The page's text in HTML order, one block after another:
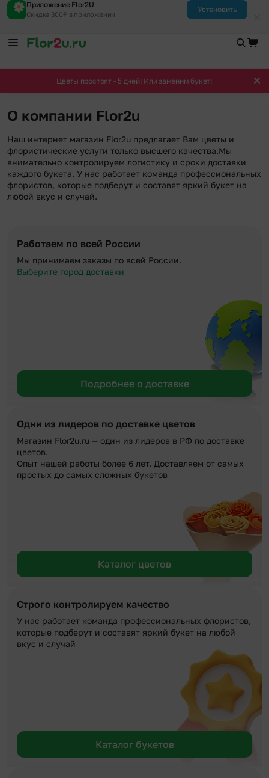
Приложение Flor2U
Скидка 300₽ в приложении
Установить
Цветы простоят - 5 дней! Или заменим букет!
О компании Flor2u
Наш интернет магазин Flor2u предлагает Вам цветы и
флористические услуги только высшего качества.Мы
внимательно контролируем логистику и сроки доставки
каждого букета. У нас работает команда профессиональных
флористов, которые подберут и составят яркий букет на
любой вкус и случай.
Работаем по всей России
Мы принимаем заказы по всей России.
Выберите город доставки
Подробнее о доставке
Одни из лидеров по доставке цветов
Магазин Flor2u.ru — один из лидеров в РФ по доставке
цветов.
Опыт нашей работы более 6 лет. Доставляем от самых
простых до самых сложных букетов
Каталог цветов
Строго контролируем качество
У нас работает команда профессиональных флористов,
которые подберут и составят яркий букет на любой
вкус и случай
Каталог букетов